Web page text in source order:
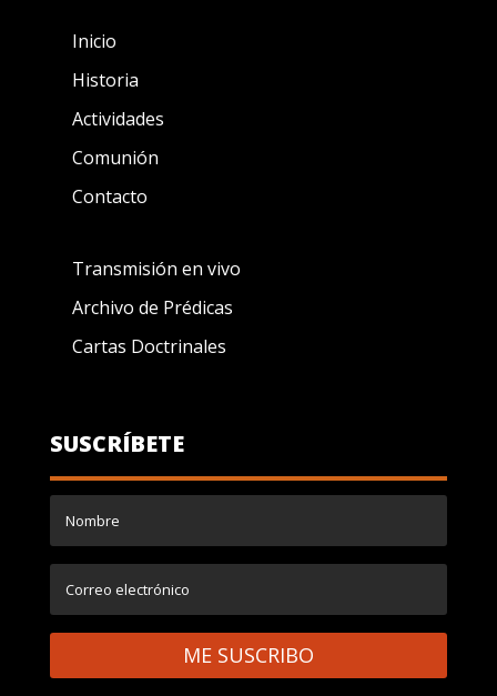
Inicio
Historia
Actividades
Comunión
Contacto
Transmisión en vivo
Archivo de Prédicas
Cartas Doctrinales
SUSCRÍBETE
ME SUSCRIBO